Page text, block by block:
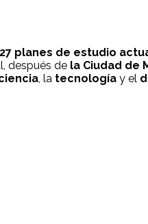
27 planes de estudio
después de la Ciudad de
, la tecnología y el